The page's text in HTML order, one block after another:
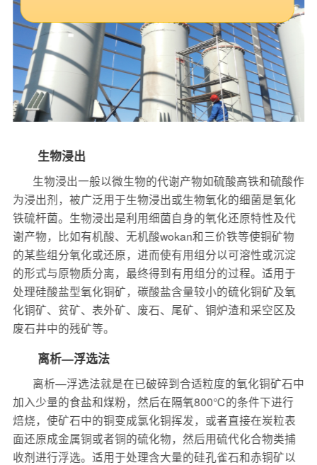
生物浸出
生物浸出一般以微生物的代谢产物如硫酸高铁和硫酸作
为浸出剂，被广泛用于生物浸出或生物氧化的细菌是氧化
铁硫杆菌。生物浸出是利用细菌自身的氧化还原特性及代
谢产物，比如有机酸、无机酸wokan和三价铁等使铜矿物
的某些组分氧化或还原，进而使有用组分以可溶性或沉淀
的形式与原物质分离，最终得到有用组分的过程。适用于
处理硅酸盐型氧化铜矿，碳酸盐含量较小的硫化铜矿及氧
化铜矿、贫矿、表外矿、废石、尾矿、铜炉渣和采空区及
废石井中的残矿等。
离析—浮选法
离析—浮选法就是在已破碎到合适粒度的氧化铜矿石中
加入少量的食盐和煤粉，然后在隔氧800℃的条件下进行
焙烧，使矿石中的铜变成氯化铜挥发，或者直接在炭粒表
面还原成金属铜或者铜的硫化物，然后用硫代化合物类捕
收剂进行浮选。适用于处理含大量的硅孔雀石和赤铜矿以